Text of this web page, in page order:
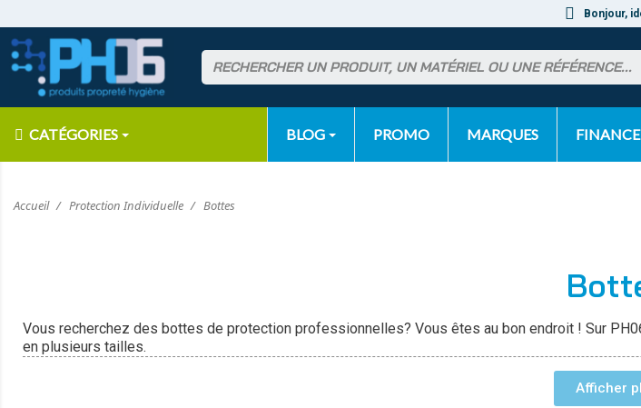
Bonjour,
CATÉGORIES BLOG PROMO MARQUES
Accueil Protection Individuelle Bottes
Vous recherchez des bottes de protection professionnelles? Vous êtes au bon endroit ! Sur
en plusieurs tailles.
Afficher